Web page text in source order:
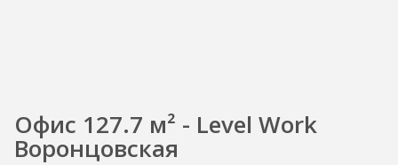
Офис 127.7 м² - Level Work
Воронцовская